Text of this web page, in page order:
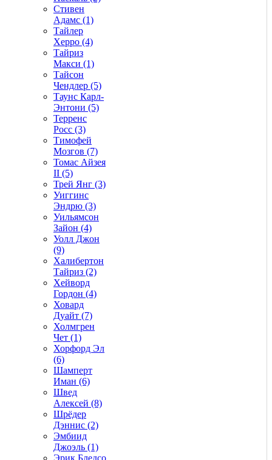
Стивен
Адамс (1)
Тайлер
Херро (4)
Тайриз
Макси (1)
Тайсон
Чендлер (5)
Таунс Карл-
Энтони (5)
Терренс
Росс (3)
Тимофей
Мозгов (7)
Томас Айзея
II (5)
Трей Янг (3)
Уиггинс
Эндрю (3)
Уильямсон
Зайон (4)
Уолл Джон
(9)
Халибертон
Тайриз (2)
Хейворд
Гордон (4)
Ховард
Дуайт (7)
Холмгрен
Чет (1)
Хорфорд Эл
(6)
Шамперт
Иман (6)
Швед
Алексей (8)
Шрёдер
Дэннис (2)
Эмбиид
Джоэль (1)
Эрик Бледсо